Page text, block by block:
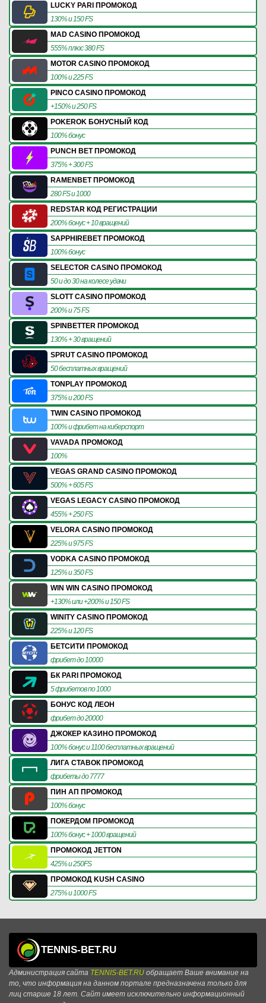
LUCKY PARI ПРОМОКОД
130% и 150 FS
MAD CASINO ПРОМОКОД
555% плюс 380 FS
MOTOR CASINO ПРОМОКОД
100% и 225 FS
PINCO CASINO ПРОМОКОД
+150% и 250 FS
POKEROK БОНУСНЫЙ КОД
100% бонус
PUNCH BET ПРОМОКОД
375% + 300 FS
RAMENBET ПРОМОКОД
280 FS и 1000
REDSTAR КОД РЕГИСТРАЦИИ
200% бонус + 10 вращений
SAPPHIREBET ПРОМОКОД
100% бонус
SELECTOR CASINO ПРОМОКОД
50 и до 30 на колесе удачи
SLOTT CASINO ПРОМОКОД
200% и 75 FS
SPINBETTER ПРОМОКОД
130% + 30 вращений
SPRUT CASINO ПРОМОКОД
50 бесплатных вращений
TONPLAY ПРОМОКОД
375% и 200 FS
TWIN CASINO ПРОМОКОД
100% и фрибет на киберспорт
VAVADA ПРОМОКОД
100%
VEGAS GRAND CASINO ПРОМОКОД
500% + 605 FS
VEGAS LEGACY CASINO ПРОМОКОД
455% + 250 FS
VELORA CASINO ПРОМОКОД
225% и 975 FS
VODKA CASINO ПРОМОКОД
125% и 350 FS
WIN WIN CASINO ПРОМОКОД
+130% или +200% и 150 FS
WINITY CASINO ПРОМОКОД
225% и 120 FS
БЕТСИТИ ПРОМОКОД
фрибет до 10000
БК PARI ПРОМОКОД
5 фрибетов по 1000
БОНУС КОД ЛЕОН
фрибет до 20000
ДЖОКЕР КАЗИНО ПРОМОКОД
100% бонус и 1100 бесплатных вращений
ЛИГА СТАВОК ПРОМОКОД
фрибеты до 7777
ПИН АП ПРОМОКОД
100% бонус
ПОКЕРДОМ ПРОМОКОД
100% бонус + 1000 вращений
ПРОМОКОД JETTON
425% и 250FS
ПРОМОКОД KUSH CASINO
275% и 1000 FS
TENNIS-BET.RU
Администрация сайта TENNIS-BET.RU обращает Ваше внимание на
то, что информация на данном портале предназначена только для
лиц старше 18 лет. Сайт имеет исключительно информационный